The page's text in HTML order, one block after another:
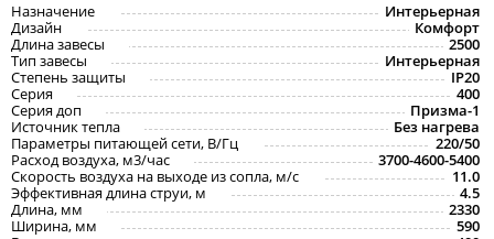
Назначение
Интерьерная
Дизайн
Комфорт
Длина завесы
2500
Тип завесы
Интерьерная
Степень защиты
IP20
Серия
400
Серия доп
Призма-1
Источник тепла
Без нагрева
Параметры питающей сети, В/Гц
220/50
Расход воздуха, м3/час
3700-4600-5400
Скорость воздуха на выходе из сопла, м/с
11.0
Эффективная длина струи, м
4.5
Длина, мм
2330
Ширина, мм
590